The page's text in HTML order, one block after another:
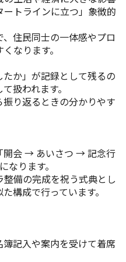
トラインに立つ」象徴的
住民同士の一体感やプロ
なります。
か」が記録として残るの
扱われます。
り返るときの分かりやす
会 → あいさつ → 記念行
ります。
備の完成を祝う式典とし
構成で行っています。
記入や案内を受けて着席